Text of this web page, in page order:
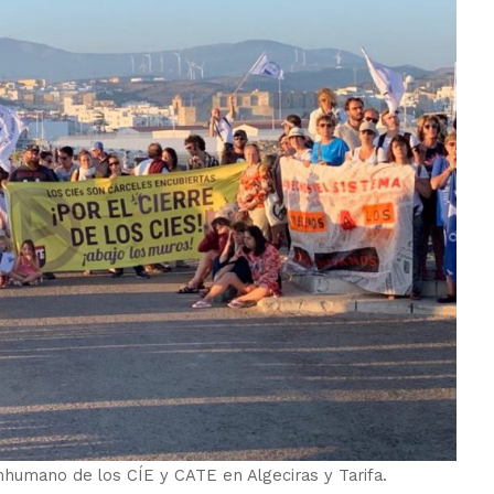
de los CÍE y CATE en Algeciras y Tarifa.